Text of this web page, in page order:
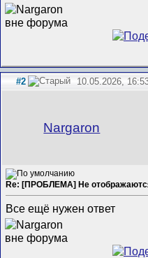
#2 10.05.2026,
Nargaron
Re: [ПРОБЛЕМА] Не
Все ещё нужен ответ